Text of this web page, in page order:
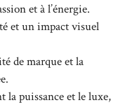
et à l’énergie.
et un impact visuel
de marque et la
la puissance et le luxe,